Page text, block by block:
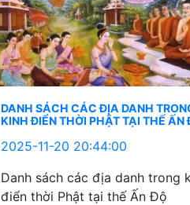
DANH SÁCH CÁC ĐỊA DANH
KINH ĐIỂN THỜI PHẬT TẠI THẾ ẤN
2025-11-20 20:44:00
Danh sách các địa danh trong
điển thời Phật tại thế Ấn Độ